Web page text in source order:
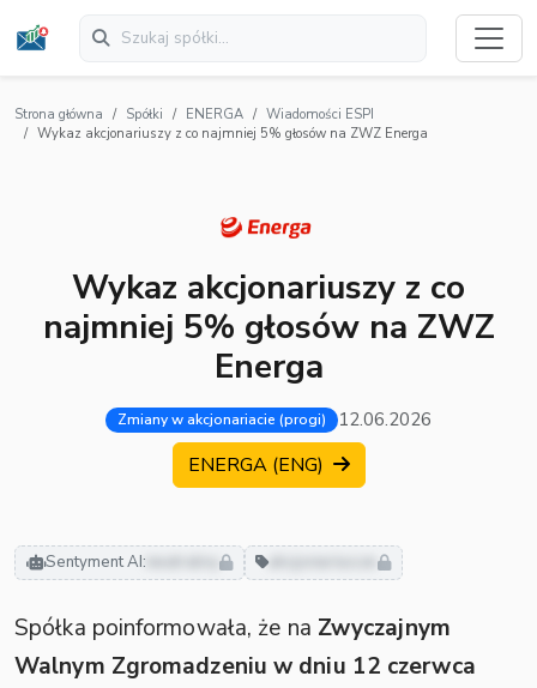
Strona główna Spółki ENERGA
Wiadomości ESPI
Wykaz akcjonariuszy z co najmniej 5% głosów na ZWZ Energa
Wykaz akcjonariuszy z co
najmniej 5% głosów na ZWZ
Energa
Zmiany w akcjonariacie (progi) 12.06.2026
ENERGA (ENG)
Sentyment AI: neutralny
Spółka poinformowała, że na Zwyczajnym
Walnym Zgromadzeniu w dniu 12 czerwca